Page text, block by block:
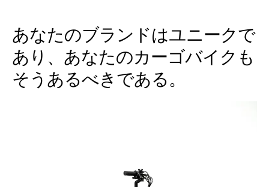
あなたのブランドはユニークで
あり、あなたのカーゴバイクも
そうあるべきである。